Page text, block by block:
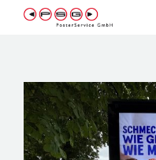
Inhalt
Zeige
grösseres
Bild